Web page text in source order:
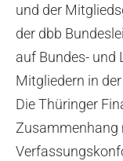
und der
der dbb
auf Bundes- und
Mitgliedern in
Die Thüringer
Zusammenhang